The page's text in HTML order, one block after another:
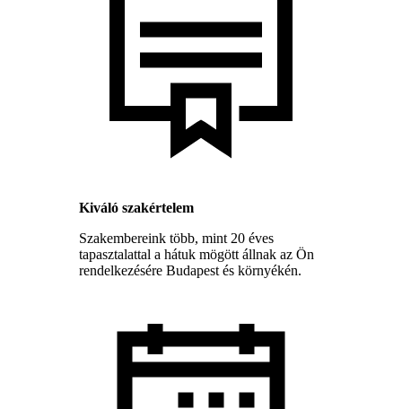
Kiváló szakértelem
Szakembereink több, mint 20 éves
tapasztalattal a hátuk mögött állnak az Ön
rendelkezésére Budapest és környékén.